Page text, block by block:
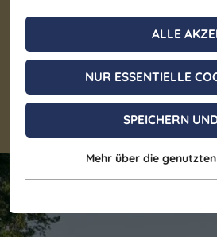
Sportstätte |
Jena OT
ALLE
NUR ESSENTIELLE
SPEICHERN UND
Mehr über die